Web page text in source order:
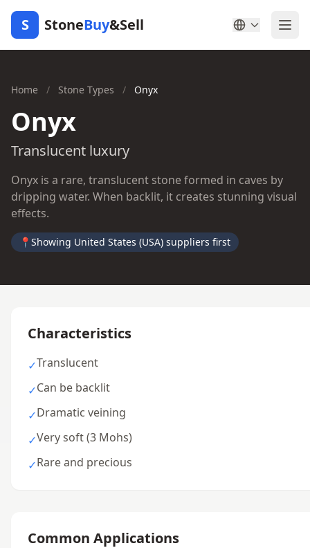
S StoneBuy&Sell
Home / Stone Types / Onyx
Onyx
Translucent luxury
Onyx is a rare, translucent stone formed in caves by
dripping water. When backlit, it creates stunning visual
effects.
📍 Showing United States (USA) suppliers first
Characteristics
✓Translucent
✓Can be backlit
✓Dramatic veining
✓Very soft (3 Mohs)
✓Rare and precious
Common Applications